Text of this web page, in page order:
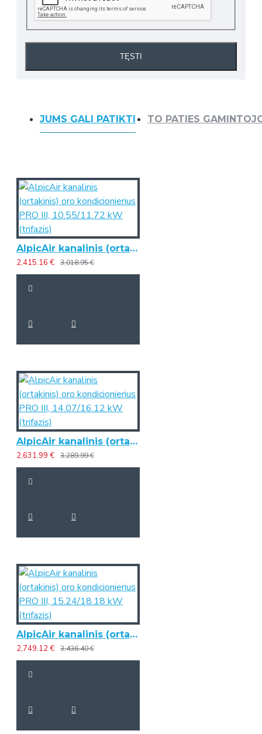
TĘSTI
JUMS GALI PATIKTI TO PATIES
AlpicAir kanalinis (ortakinis) oro kondicionierius PRO III, 10.55/11.72 kW (trifazis)
2,415.16 € 3,018.95 €
AlpicAir kanalinis (ortakinis) oro kondicionierius PRO III, 14.07/16.12 kW (trifazis)
2,631.99 € 3,289.99 €
AlpicAir kanalinis (ortakinis) oro kondicionierius PRO III, 15.24/18.18 kW (trifazis)
2,749.12 € 3,436.40 €